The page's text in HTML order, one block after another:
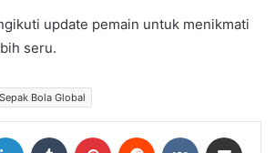
update pemain untuk menikmati
seru.
Bola Global